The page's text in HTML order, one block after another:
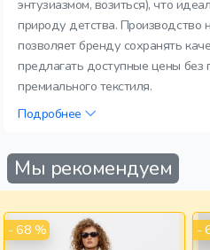
энтузиазмом, возиться), что
природу детства. Производство
позволяет бренду сохранять
предлагать доступные цены без
премиального текстиля.
Подробнее
Мы рекомендуем
- 68 % -